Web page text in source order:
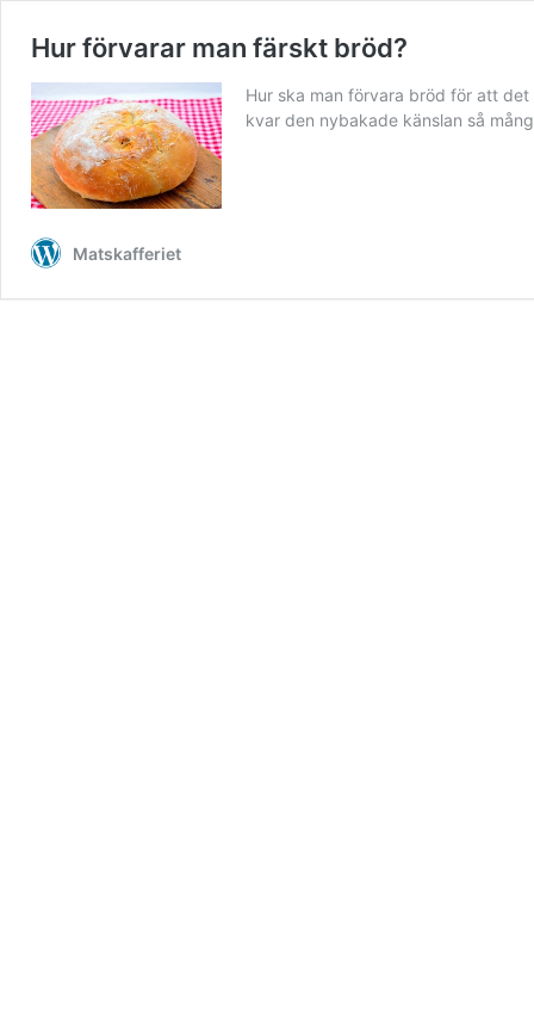
Hur förvarar man färskt bröd?
Hur ska man förvara bröd för att
kvar den nybakade känslan så
Matskafferiet